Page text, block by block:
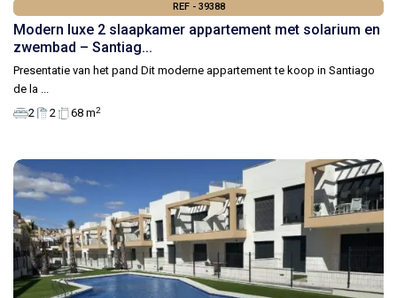
REF - 39388
Modern luxe 2 slaapkamer appartement met solarium en
zwembad – Santiag...
Presentatie van het pand Dit moderne appartement te koop in Santiago
de la ...
2
2 68 m2